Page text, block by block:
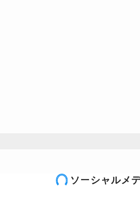
ソーシャルメ